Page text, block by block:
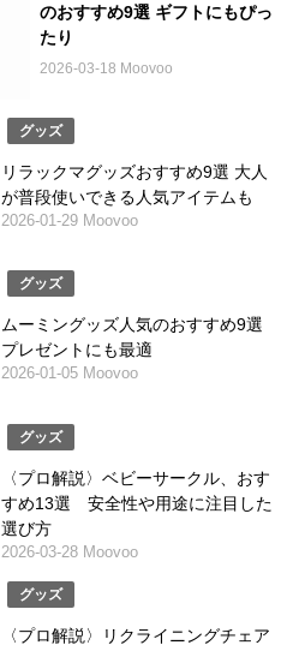
のおすすめ9選 ギフトにもぴっ
たり
2026-03-18 Moovoo
グッズ
リラックマグッズおすすめ9選 大人
が普段使いできる人気アイテムも
2026-01-29 Moovoo
グッズ
ムーミングッズ人気のおすすめ9選
プレゼントにも最適
2026-01-05 Moovoo
グッズ
〈プロ解説〉ベビーサークル、おす
すめ13選 安全性や用途に注目した
選び方
2026-03-28 Moovoo
グッズ
〈プロ解説〉リクライニングチェア